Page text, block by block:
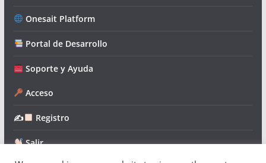
Onesait Platform
Portal de Desarrollo
Soporte y Ayuda
Acceso
✍ Registro
Salir